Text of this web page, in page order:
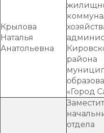
Крылова
Наталья
Анатольевна
района
«Город
отдела